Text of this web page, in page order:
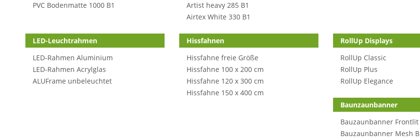
PVC Bodenmatte 1000 B1
Artist heavy 285 B1
Airtex White 330 B1
LED-Leuchtrahmen
LED-Rahmen Aluminium
LED-Rahmen Acrylglas
ALUFrame unbeleuchtet
Hissfahnen
Hissfahne freie Größe
Hissfahne 100 x 200 cm
Hissfahne 120 x 300 cm
Hissfahne 150 x 400 cm
RollUp Displays
RollUp Classic
RollUp Plus
RollUp Elegance
Baunzaunbanner
Bauzaunbanner Frontlit
Bauzaunbanner Mesh